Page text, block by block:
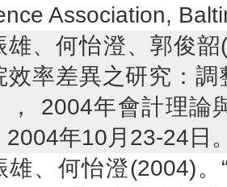
Association,
雄、何怡澄、郭俊
效率差異之研究：
， 2004年會計理論
2004年10月23-24日
雄、何怡澄(2004)。